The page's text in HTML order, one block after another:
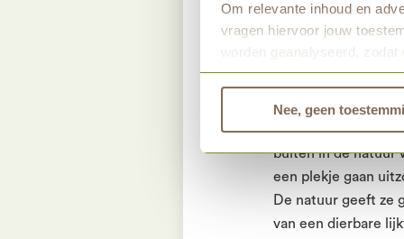
Om relevante inhoud en
vragen hiervoor jouw
worden geanalyseerd,
Bekijk dan de andere
Nee, geen
Het is tenslotte
goed gevoel weer
Kracht van
“Ik vind het fijn om
buiten in de natuur
een plekje gaan
De natuur geeft ze
van een dierbare